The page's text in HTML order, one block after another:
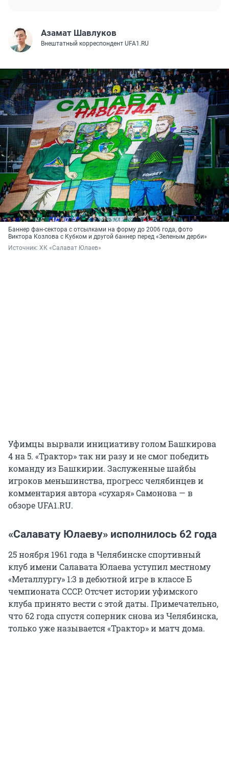
Азамат Шавлуков
Внештатный корреспондент UFA1.RU
Баннер фан-сектора с отсылками на форму до 2006 года, фото
Виктора Козлова с Кубком и другой баннер перед «Зеленым дерби»
Источник: ХК «Салават Юлаев»
Уфимцы вырвали инициативу голом Башкирова
4 на 5. «Трактор» так ни разу и не смог победить
команду из Башкирии. Заслуженные шайбы
игроков меньшинства, прогресс челябинцев и
комментария автора «сухаря» Самонова — в
обзоре UFA1.RU.
«Салавату Юлаеву» исполнилось 62 года
25 ноября 1961 года в Челябинске спортивный
клуб имени Салавата Юлаева уступил местному
«Металлургу» 1:3 в дебютной игре в классе Б
чемпионата СССР. Отсчет истории уфимского
клуба принято вести с этой даты. Примечательно,
что 62 года спустя соперник снова из Челябинска,
только уже называется «Трактор» и матч дома.